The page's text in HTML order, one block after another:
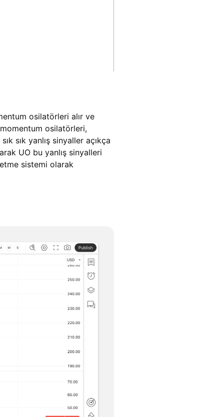
osilatörleri alır ve
osilatörleri,
sık yanlış sinyaller açıkça
UO bu yanlış sinyalleri
sistemi olarak